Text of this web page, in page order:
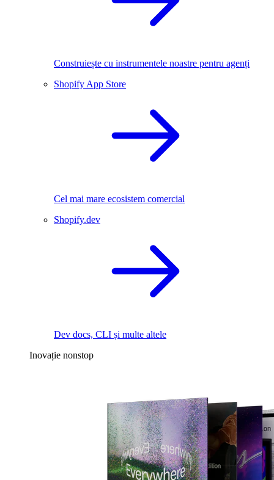
Construiește cu instrumentele noastre pentru agenți
Shopify App Store
Cel mai mare ecosistem comercial
Shopify.dev
Dev docs, CLI și multe altele
Inovație nonstop